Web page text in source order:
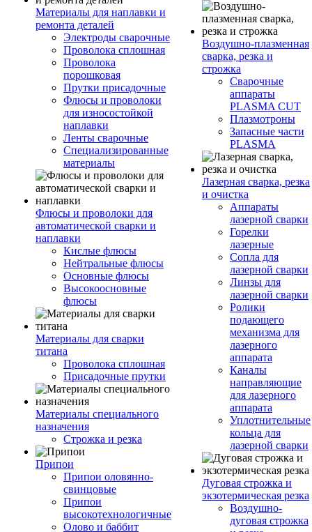
Материалы для наплавки и
ремонта деталей
Электроды сварочные
Проволока сплошная
Проволока
порошковая
Прутки присадочные
Флюсы и проволоки
для износостойкой
наплавки
Ленты сварочные
Специализированные
материалы
Флюсы и проволоки для
автоматической сварки и
наплавки
Кислые флюсы
Нейтральные флюсы
Основные флюсы
Высокоосновные
флюсы
Материалы для сварки
титана
Проволока сплошная
Присадочные прутки
Материалы специального
назначения
Строжка и резка
Припои
Припои оловянно-
свинцовые
Припои
высокотехнологичные
Олово и баббит
Воздушно-плазменная
сварка, резка и
строжка
Сварочные
аппараты
PLASMA CUT
Плазмотроны
Запасные части
PLASMA
Лазерная сварка, резка
и очистка
Аппараты
лазерной сварки
Горелки
лазерные
Сопла для
лазерной сварки
Линзы для
лазерной сварки
Ролики
подающего
механизма для
лазерного
аппарата
Каналы
направляющие
для лазерного
аппарата
Уплотнительные
кольца для
лазерной сварки
Дуговая строжка и
экзотермическая резка
Воздушно-
дуговая строжка